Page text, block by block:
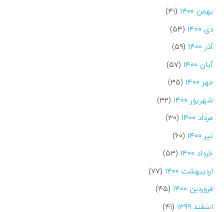
بهمن ۱۴۰۰
(۴۱)
دی ۱۴۰۰
(۵۴)
آذر ۱۴۰۰
(۵۹)
آبان ۱۴۰۰
(۵۷)
مهر ۱۴۰۰
(۳۵)
شهریور ۱۴۰۰
(۳۲)
مرداد ۱۴۰۰
(۳۰)
تیر ۱۴۰۰
(۶۰)
خرداد ۱۴۰۰
(۵۳)
اردیبهشت ۱۴۰۰
(۷۷)
فروردین ۱۴۰۰
(۴۵)
اسفند ۱۳۹۹
(۴۱)